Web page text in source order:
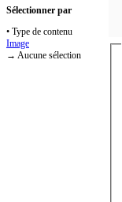
Sélectionner par
• Type de contenu
Image
→ Aucune sélection